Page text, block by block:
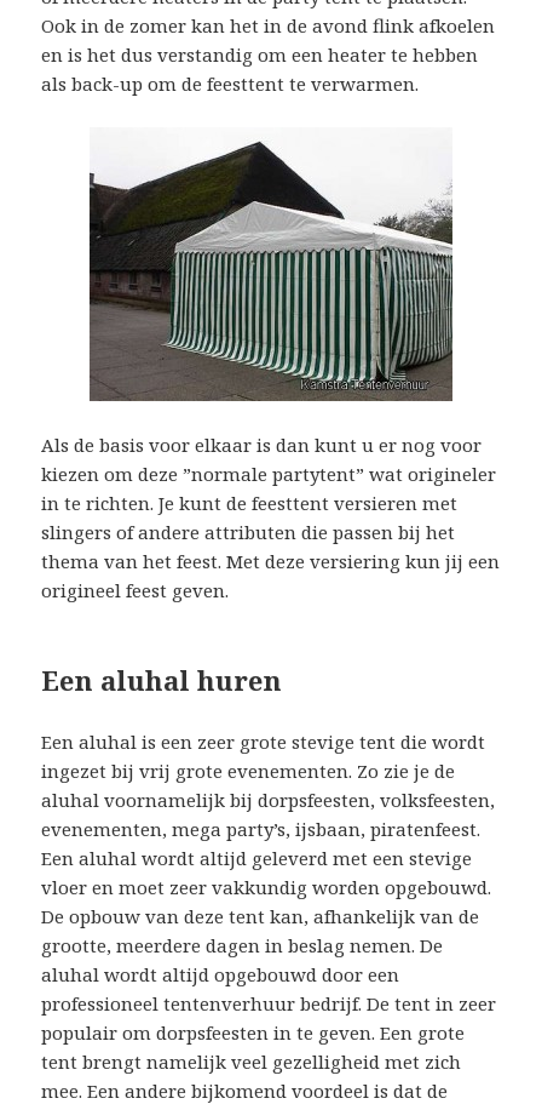
Ook in de zomer kan het in de avond flink afkoelen
en is het dus verstandig om een heater te hebben
als back-up om de feesttent te verwarmen.
Als de basis voor elkaar is dan kunt u er nog voor
kiezen om deze ”normale partytent” wat origineler
in te richten. Je kunt de feesttent versieren met
slingers of andere attributen die passen bij het
thema van het feest. Met deze versiering kun jij een
origineel feest geven.
Een aluhal huren
Een aluhal is een zeer grote stevige tent die wordt
ingezet bij vrij grote evenementen. Zo zie je de
aluhal voornamelijk bij dorpsfeesten, volksfeesten,
evenementen, mega party’s, ijsbaan, piratenfeest.
Een aluhal wordt altijd geleverd met een stevige
vloer en moet zeer vakkundig worden opgebouwd.
De opbouw van deze tent kan, afhankelijk van de
grootte, meerdere dagen in beslag nemen. De
aluhal wordt altijd opgebouwd door een
professioneel tentenverhuur bedrijf. De tent in zeer
populair om dorpsfeesten in te geven. Een grote
tent brengt namelijk veel gezelligheid met zich
mee. Een andere bijkomend voordeel is dat de